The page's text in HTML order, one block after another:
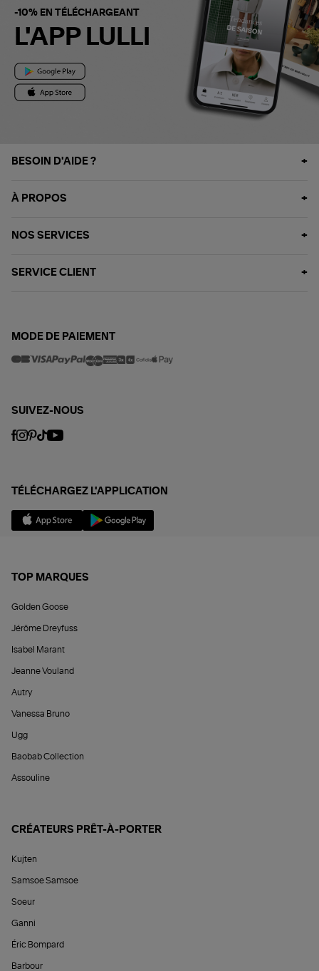
-10% EN TÉLÉCHARGEANT
L'APP LULLI
BESOIN D'AIDE ?
À PROPOS
NOS SERVICES
SERVICE CLIENT
MODE DE PAIEMENT
SUIVEZ-NOUS
TÉLÉCHARGEZ L'APPLICATION
TOP MARQUES
Golden Goose
Jérôme Dreyfuss
Isabel Marant
Jeanne Vouland
Autry
Vanessa Bruno
Ugg
Baobab Collection
Assouline
CRÉATEURS PRÊT-À-PORTER
Kujten
Samsoe Samsoe
Soeur
Ganni
Éric Bompard
Barbour